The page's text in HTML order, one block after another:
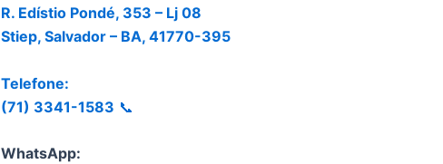
R. Edístio Pondé, 353 – Lj 08
Stiep, Salvador – BA, 41770-395
Telefone:
(71) 3341-1583 📞
WhatsApp: